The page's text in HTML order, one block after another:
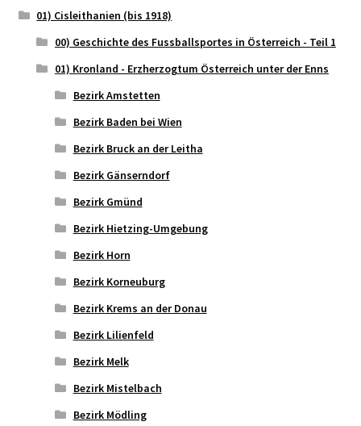
01) Cisleithanien (bis 1918)
00) Geschichte des Fussballsportes in Österreich - Teil 1
01) Kronland - Erzherzogtum Österreich unter der Enns
Bezirk Amstetten
Bezirk Baden bei Wien
Bezirk Bruck an der Leitha
Bezirk Gänserndorf
Bezirk Gmünd
Bezirk Hietzing-Umgebung
Bezirk Horn
Bezirk Korneuburg
Bezirk Krems an der Donau
Bezirk Lilienfeld
Bezirk Melk
Bezirk Mistelbach
Bezirk Mödling